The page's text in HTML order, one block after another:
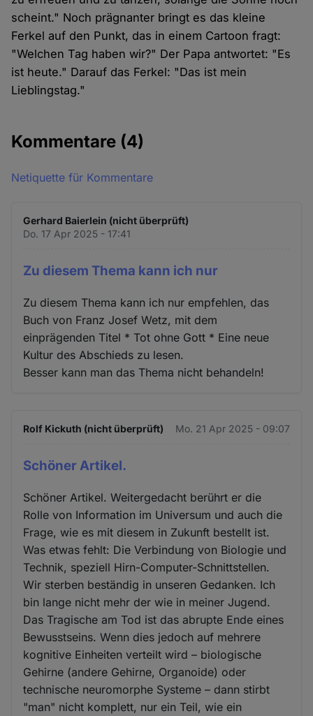
scheint." Noch prägnanter bringt es das kleine
Ferkel auf den Punkt, das in einem Cartoon fragt:
"Welchen Tag haben wir?" Der Papa antwortet: "Es
ist heute." Darauf das Ferkel: "Das ist mein
Lieblingstag."
Kommentare (4)
Netiquette für Kommentare
Gerhard Baierlein (nicht überprüft)
Do. 17 Apr 2025 - 17:41
Zu diesem Thema kann ich nur
Zu diesem Thema kann ich nur empfehlen, das
Buch von Franz Josef Wetz, mit dem
einprägenden Titel * Tot ohne Gott * Eine neue
Kultur des Abschieds zu lesen.
Besser kann man das Thema nicht behandeln!
Rolf Kickuth (nicht überprüft) Mo. 21 Apr 2025 - 09:07
Schöner Artikel.
Schöner Artikel. Weitergedacht berührt er die
Rolle von Information im Universum und auch die
Frage, wie es mit diesem in Zukunft bestellt ist.
Was etwas fehlt: Die Verbindung von Biologie und
Technik, speziell Hirn-Computer-Schnittstellen.
Wir sterben beständig in unseren Gedanken. Ich
bin lange nicht mehr der wie in meiner Jugend.
Das Tragische am Tod ist das abrupte Ende eines
Bewusstseins. Wenn dies jedoch auf mehrere
kognitive Einheiten verteilt wird – biologische
Gehirne (andere Gehirne, Organoide) oder
technische neuromorphe Systeme – dann stirbt
"man" nicht komplett, nur ein Teil, wie ein